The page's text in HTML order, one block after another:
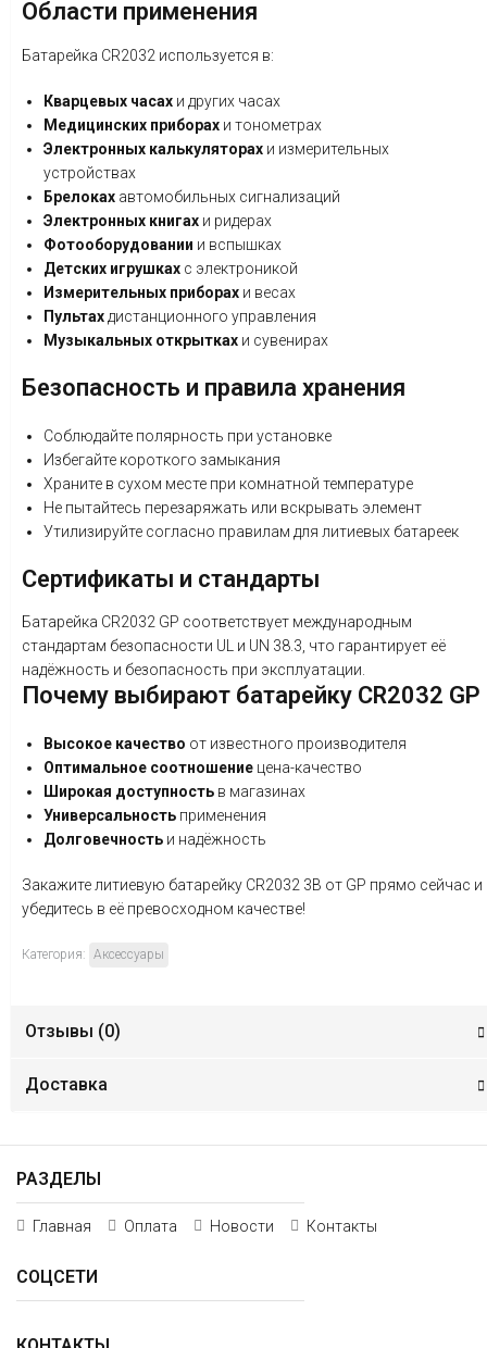
Области применения
Батарейка CR2032 используется в:
Кварцевых часах и других часах
Медицинских приборах и тонометрах
Электронных калькуляторах и измерительных
устройствах
Брелоках автомобильных сигнализаций
Электронных книгах и ридерах
Фотооборудовании и вспышках
Детских игрушках с электроникой
Измерительных приборах и весах
Пультах дистанционного управления
Музыкальных открытках и сувенирах
Безопасность и правила хранения
Соблюдайте полярность при установке
Избегайте короткого замыкания
Храните в сухом месте при комнатной температуре
Не пытайтесь перезаряжать или вскрывать элемент
Утилизируйте согласно правилам для литиевых батареек
Сертификаты и стандарты
Батарейка CR2032 GP соответствует международным
стандартам безопасности UL и UN 38.3, что гарантирует её
надёжность и безопасность при эксплуатации.
Почему выбирают батарейку CR2032 GP
Высокое качество от известного производителя
Оптимальное соотношение цена-качество
Широкая доступность в магазинах
Универсальность применения
Долговечность и надёжность
Закажите литиевую батарейку CR2032 3В от GP прямо сейчас и
убедитесь в её превосходном качестве!
Категория: Аксессуары
Отзывы (0)
Доставка
РАЗДЕЛЫ
Главная Оплата Новости Контакты
СОЦСЕТИ